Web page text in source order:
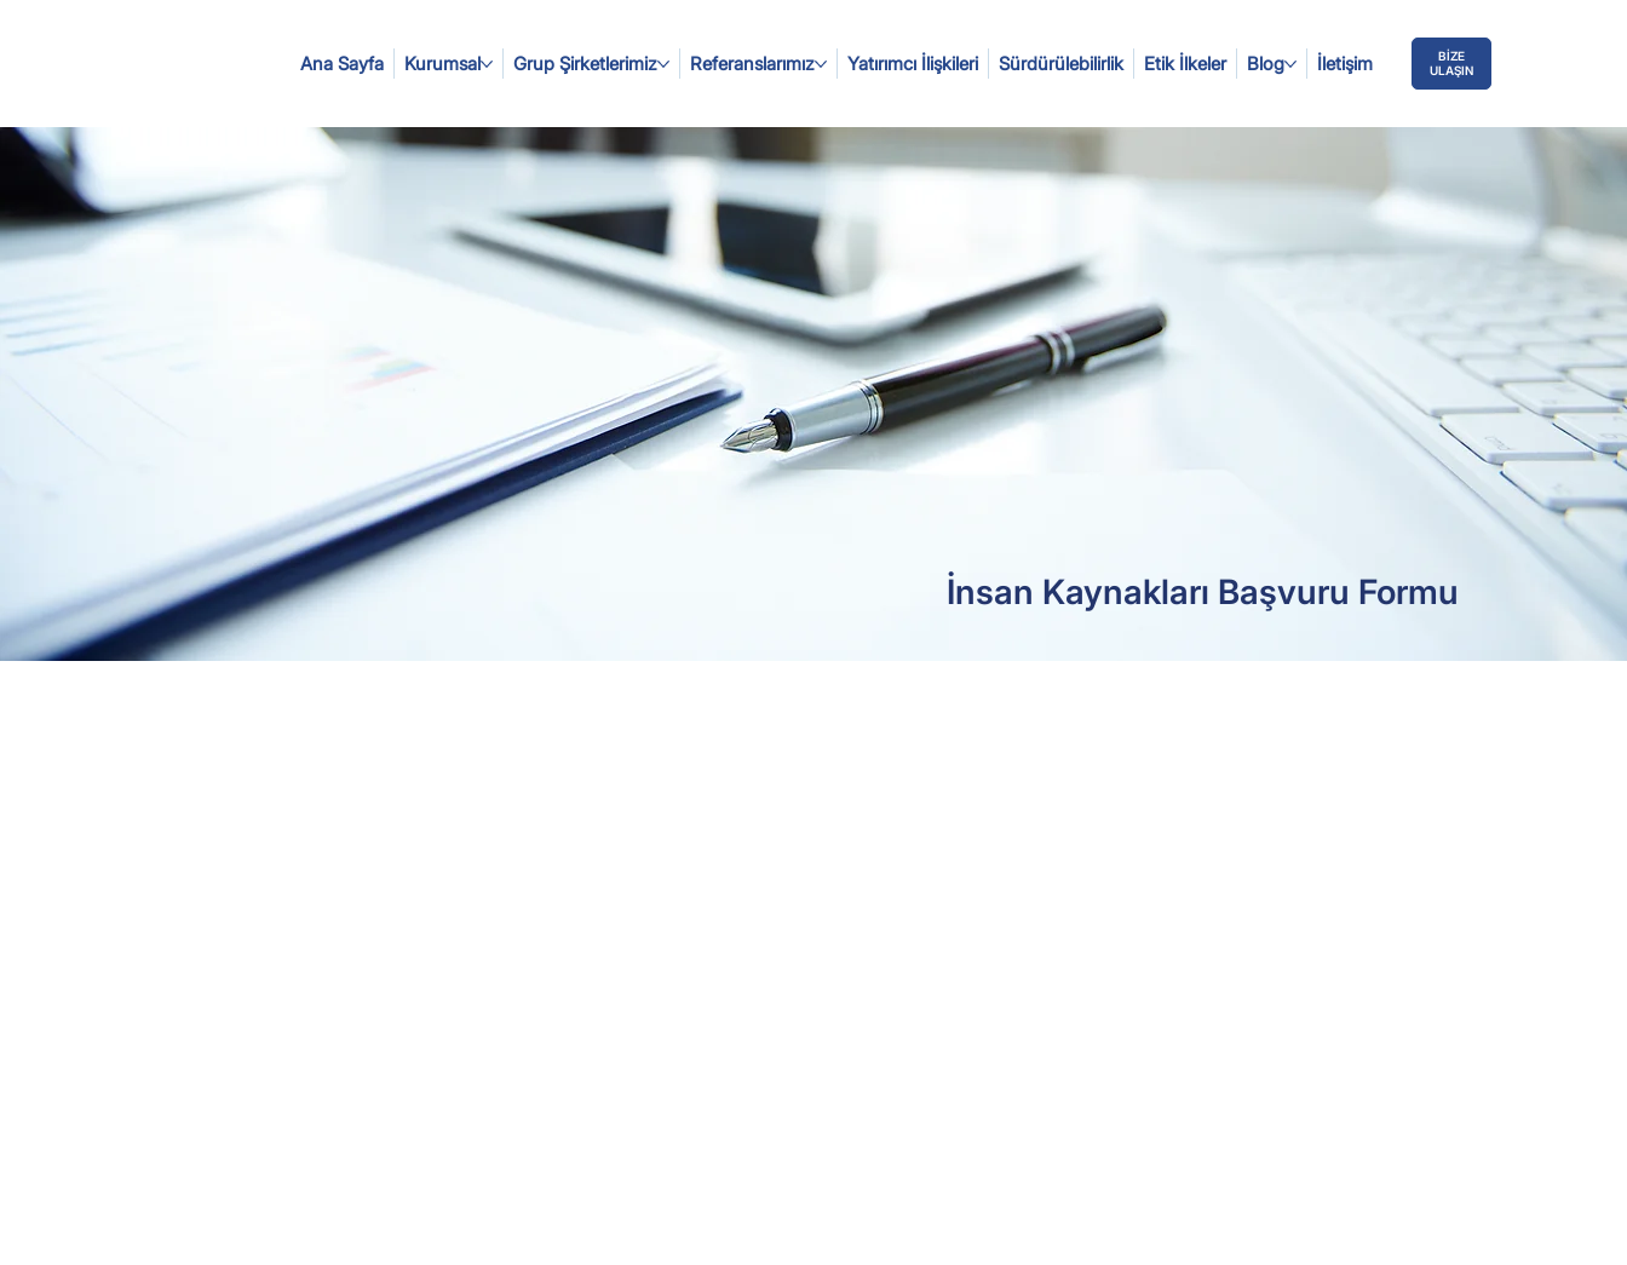
Ana Sayfa Kurumsal Grup Şirketlerimiz Referanslarımız Yatırımcı İlişkileri Sürdürülebilirlik Etik İlkeler Blog İletişim
BİZE
ULAŞIN
İnsan Kaynakları Başvuru Formu